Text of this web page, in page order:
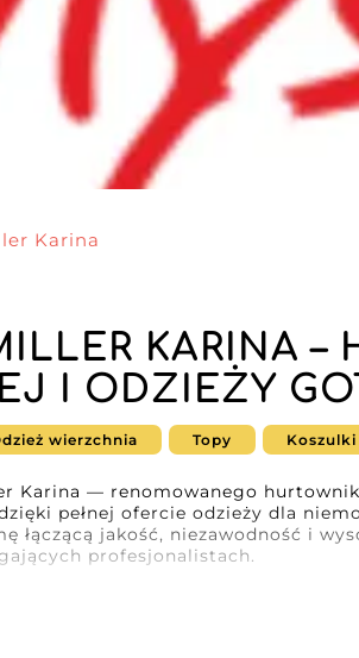
Karina
KARINA –
I ODZIEŻY
wierzchnia Topy Koszulki
Karina — renomowanego
pełnej ofercie odzieży dla
łączącą jakość, niezawodność i
profesjonalistach.